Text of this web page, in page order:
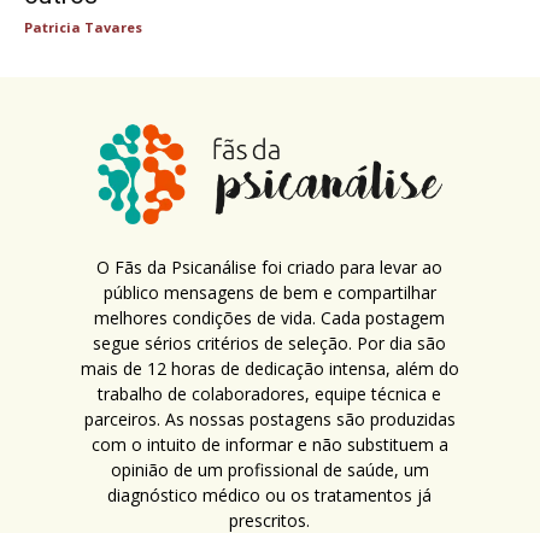
Patricia Tavares
O Fãs da Psicanálise foi criado para levar ao
público mensagens de bem e compartilhar
melhores condições de vida. Cada postagem
segue sérios critérios de seleção. Por dia são
mais de 12 horas de dedicação intensa, além do
trabalho de colaboradores, equipe técnica e
parceiros. As nossas postagens são produzidas
com o intuito de informar e não substituem a
opinião de um profissional de saúde, um
diagnóstico médico ou os tratamentos já
prescritos.